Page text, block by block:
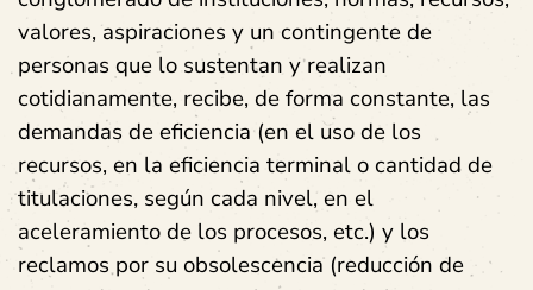
valores, aspiraciones y un contingente de
personas que lo sustentan y realizan
cotidianamente, recibe, de forma constante, las
demandas de eficiencia (en el uso de los
recursos, en la eficiencia terminal o cantidad de
titulaciones, según cada nivel, en el
aceleramiento de los procesos, etc.) y los
reclamos por su obsolescencia (reducción de